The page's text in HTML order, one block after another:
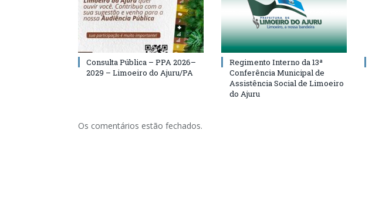
Consulta Pública – PPA 2026–
2029 – Limoeiro do Ajuru/PA
Regimento Interno da 13ª
Conferência Municipal de
Assistência Social de Limoeiro
do Ajuru
Os comentários estão fechados.